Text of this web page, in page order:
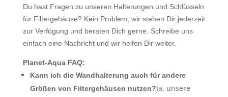
Du hast Fragen zu unseren Halterungen und Schlüsseln
für Filtergehäuse? Kein Problem, wir stehen Dir jederzeit
zur Verfügung und beraten Dich gerne. Schreibe uns
einfach eine Nachricht und wir helfen Dir weiter.
Planet-Aqua FAQ:
Kann ich die Wandhalterung auch für andere
Größen von Filtergehäusen nutzen?Ja, unsere